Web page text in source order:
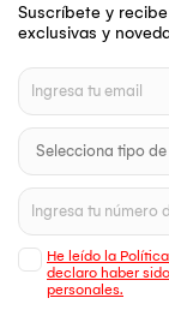
Suscríbete y
exclusivas y
He leído la
declaro haber
personales.